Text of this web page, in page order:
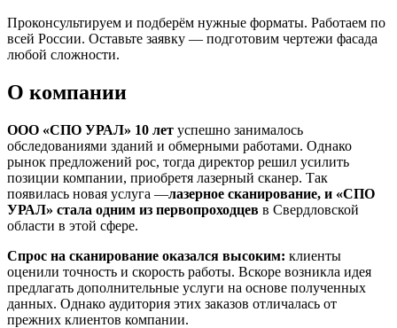
Проконсультируем и подберём нужные форматы. Работаем по
всей России. Оставьте заявку — подготовим чертежи фасада
любой сложности.
О компании
ООО «СПО УРАЛ» 10 лет успешно занималось
обследованиями зданий и обмерными работами. Однако
рынок предложений рос, тогда директор решил усилить
позиции компании, приобретя лазерный сканер. Так
появилась новая услуга —лазерное сканирование, и «СПО
УРАЛ» стала одним из первопроходцев в Свердловской
области в этой сфере.
Спрос на сканирование оказался высоким: клиенты
оценили точность и скорость работы. Вскоре возникла идея
предлагать дополнительные услуги на основе полученных
данных. Однако аудитория этих заказов отличалась от
прежних клиентов компании.